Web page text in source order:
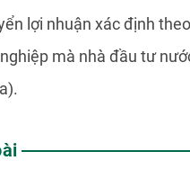
lợi nhuận xác định
mà nhà đầu tư